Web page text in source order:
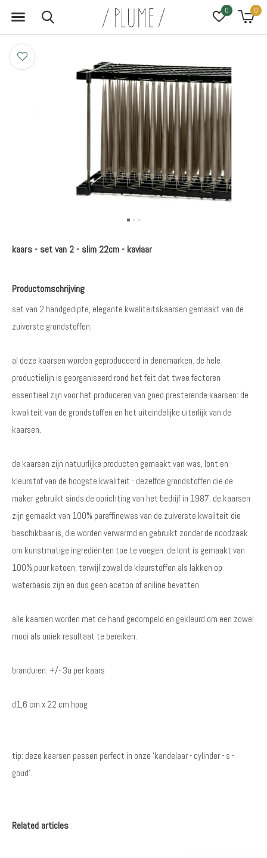
0 0
kaars - set van 2 - slim 22cm - kaviaar
Productomschrijving
set van 2 handgedipte, elegante kwaliteitskaarsen gemaakt van de
zuiverste grondstoffen.
al deze kaarsen worden geproduceerd in denemarken. de hele
productielijn is georganiseerd rond het feit dat twee factoren
essentieel zijn voor het produceren van goed presterende kaarsen: de
kwaliteit van de grondstoffen en het uiteindelijke uiterlijk van de
kaarsen.
de kaarsen zijn natuurlijke producten gemaakt van was, lont en
kleurstof van de hoogste kwaliteit - dezelfde grondstoffen die de
maker gebruikt sinds de oprichting van het bedrijf in 1987. de kaarsen
zijn gemaakt van 100% paraffinewas van de zuiverste kwaliteit die
beschikbaar is, die worden verwarmd en gebruikt zonder de noodzaak
om kunstmatige ingrediënten toe te voegen. de lont is gemaakt van
100% puur katoen, terwijl zowel de kleurstoffen als lakken op
waterbasis zijn en dus geen aceton of aniline bevatten.
alle kaarsen worden met de hand gedompeld en gekleurd om een zowel
mooi als uniek resultaat te bereiken.
branduren: +/- 3u per kaars
d1,6 cm x 22 cm hoog
tip: deze kaarsen passen perfect in onze ‘kandelaar - cylinder - s -
goud’.
Related articles